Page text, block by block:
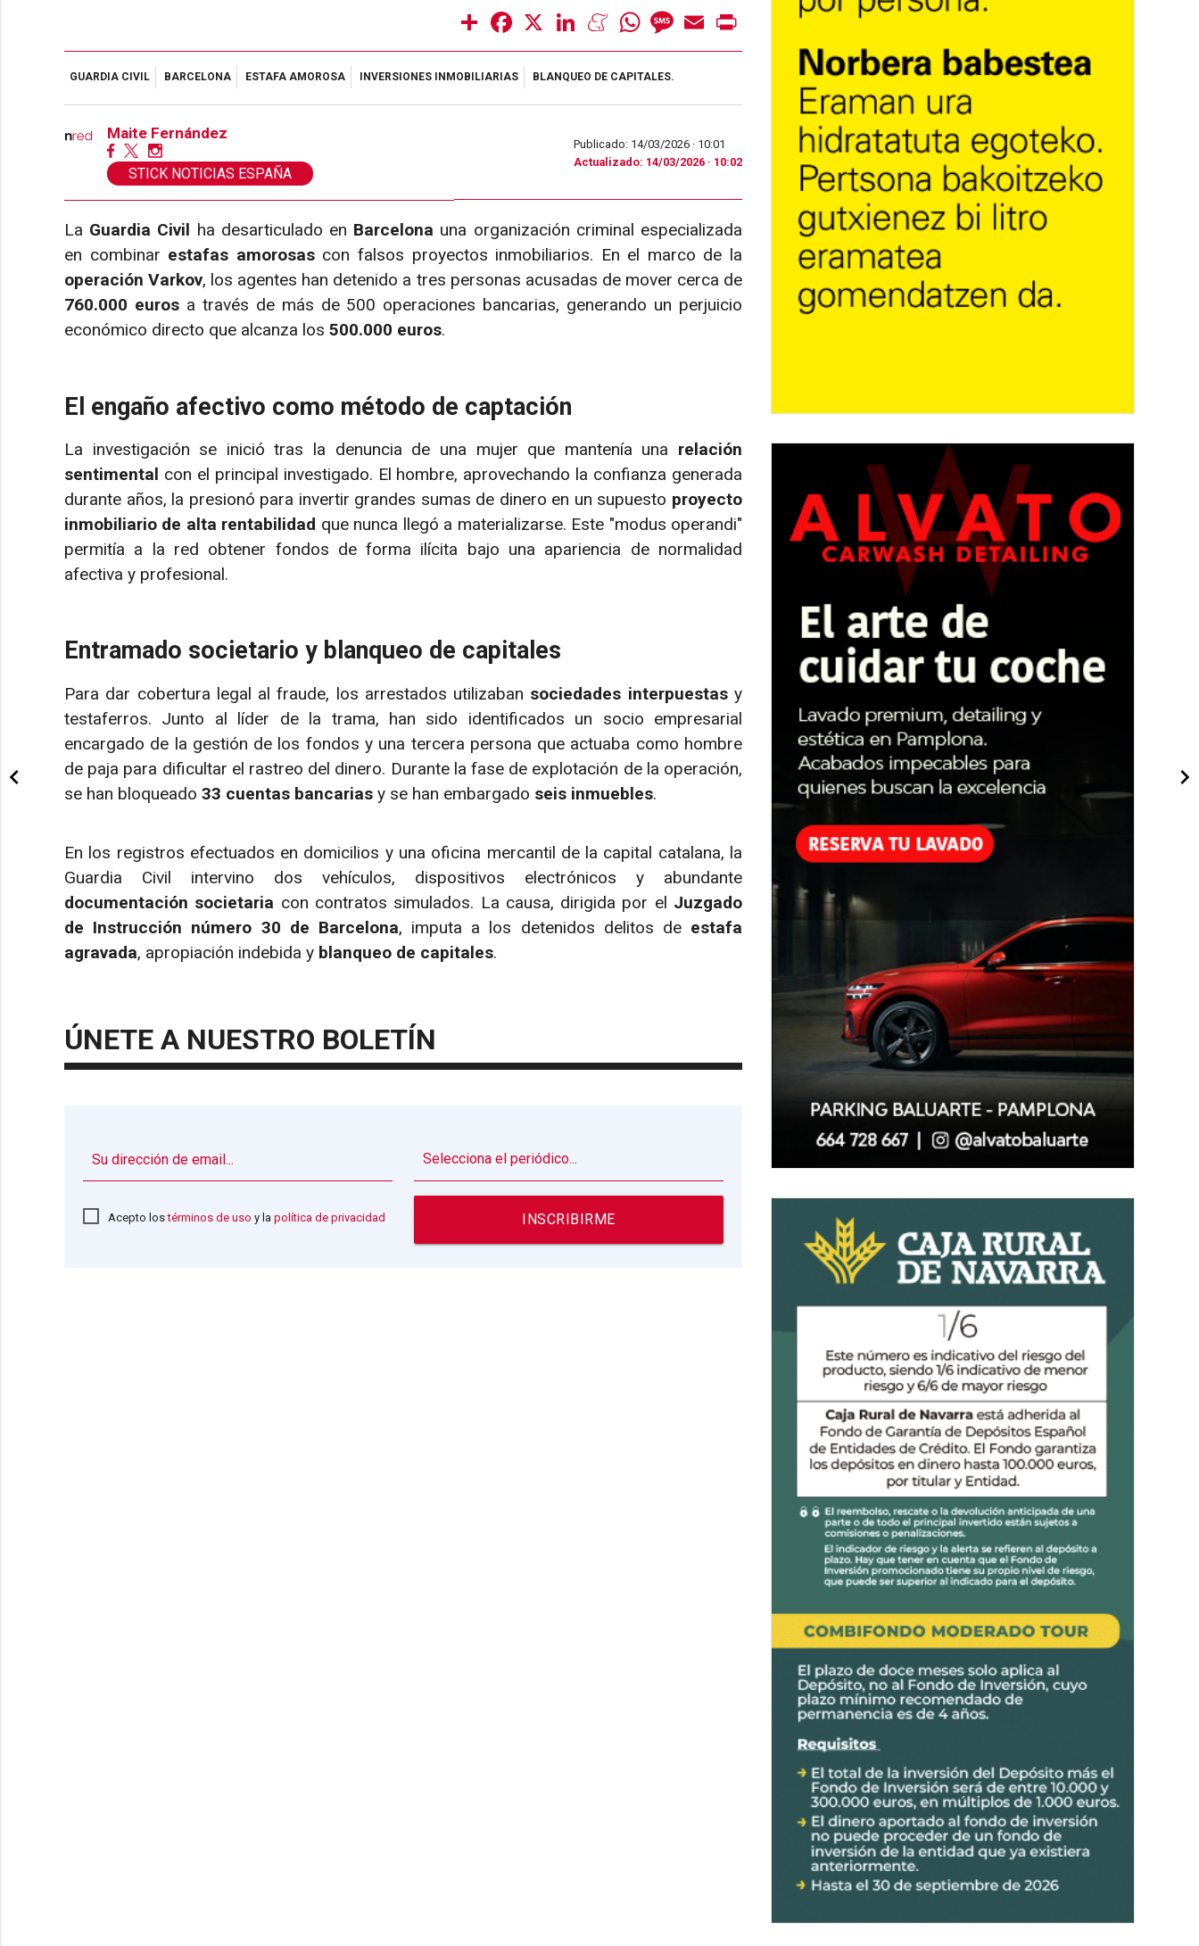
Share Facebook LinkedInMeneameWhatsAppMessage
Email
GUARDIA CIVIL BARCELONA ESTAFA AMOROSA INVERSIONES INMOBILIARIAS BLANQUEO DE CAPITALES.
Maite Fernández
STICK NOTICIAS ESPAÑA
Publicado: 14/03/2026 · 10:01
Actualizado: 14/03/2026 · 10:02
La Guardia Civil ha desarticulado en Barcelona una organización criminal especializada
en combinar estafas amorosascon falsos proyectos inmobiliarios. En el marco de la
operación Varkov, los agentes han detenido a tres personas acusadas de mover cerca de
760.000 eurosa través de más de 500 operaciones bancarias, generando un perjuicio
económico directo que alcanza los 500.000 euros.
El engaño afectivo como método de captación
La investigación se inició tras la denuncia de una mujer que mantenía una relación
sentimental con el principal investigado. El hombre, aprovechando la confianza generada
durante años, la presionó para invertir grandes sumas de dinero en un supuesto proyecto
inmobiliario de alta rentabilidad que nunca llegó a materializarse. Este "modus operandi"
permitía a la red obtener fondos de forma ilícita bajo una apariencia de normalidad
afectiva y profesional.
Entramado societario y blanqueo de capitales
Para dar cobertura legal al fraude, los arrestados utilizaban sociedades interpuestasy
testaferros. Junto al líder de la trama, han sido identificados un socio empresarial
encargado de la gestión de los fondos y una tercera persona que actuaba como hombre
de paja para dificultar el rastreo del dinero. Durante la fase de explotación de la operación,
se han bloqueado 33 cuentas bancarias y se han embargado seis inmuebles.
En los registros efectuados en domicilios y una oficina mercantil de la capital catalana, la
Guardia Civil intervino dos vehículos, dispositivos electrónicos y abundante
documentación societaria con contratos simulados. La causa, dirigida por el Juzgado
de Instrucción número 30 de Barcelona, imputa a los detenidos delitos de estafa
agravada, apropiación indebida y blanqueo de capitales.
ÚNETE A NUESTRO BOLETÍN
Acepto lostérminos de uso y la política de privacidad INSCRIBIRME